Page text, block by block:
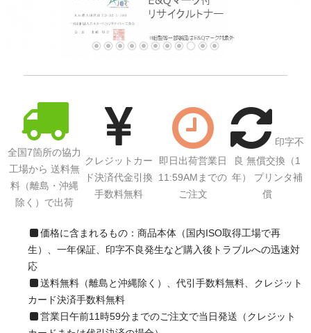
全国7箇所の協力
工場から 送料無
料（離島・沖縄
除く）で出荷
クレジットカー
ド決済代金引換
手数料無料
即日出荷営業日
11:59AMまでの
ご注文
印字不
良 無償交換（1
年） プリンタ補
償
価格に含まれるもの：商品本体（国内ISO取得工場で再
生）、一年保証、印字不良発生など購入後トラブルへの迅速対
応
送料無料（離島と沖縄除く）、代引手数料無料、クレジット
カード決済手数料無料
営業日午前11時59分までのご注文で当日発送（クレジット